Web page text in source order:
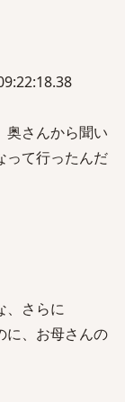
奥さんから聞い
って行ったんだ
、さらに
に、お母さんの